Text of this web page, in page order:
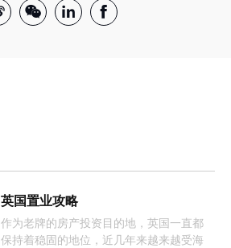
英国置业攻略
作为老牌的房产投资目的地，英国一直都
保持着稳固的地位，近几年来越来越受海